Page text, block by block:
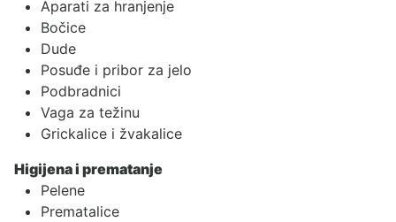
Aparati za hranjenje
Bočice
Dude
Posuđe i pribor za jelo
Podbradnici
Vaga za težinu
Grickalice i žvakalice
Higijena i prematanje
Pelene
Prematalice